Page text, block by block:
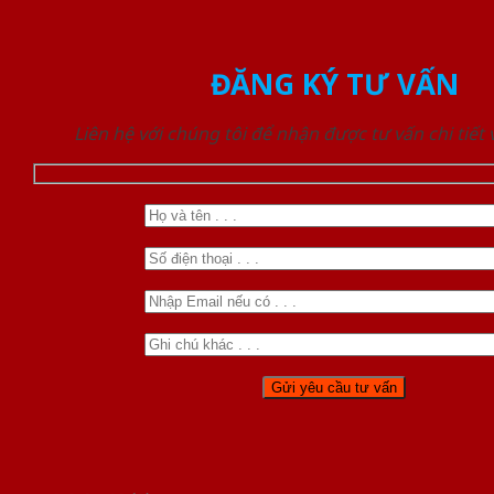
ĐĂNG KÝ TƯ VẤN
Liên hệ với chúng tôi để nhận được tư vấn chi tiết